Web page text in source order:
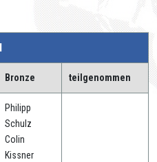
Bronze teilgenommen
Philipp
Schulz
Colin
Kissner